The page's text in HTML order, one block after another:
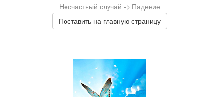
Несчастный случай -> Падение
Поставить на главную страницу